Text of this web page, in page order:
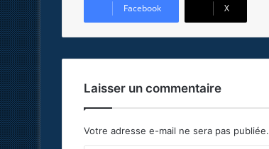
Facebook X
Laisser un commentaire
Votre adresse e-mail ne sera pas publiée.